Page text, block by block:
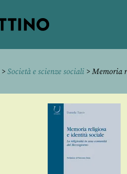
> Società e scienze sociali > Memoria